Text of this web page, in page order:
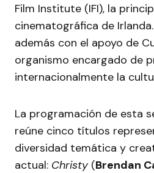
Film Institute (IFI), la
cinematográfica de
además con el apoyo de
organismo encargado de
internacionalmente la
La programación de esta
reúne cinco títulos
diversidad temática y
actual: Christy (Brendan